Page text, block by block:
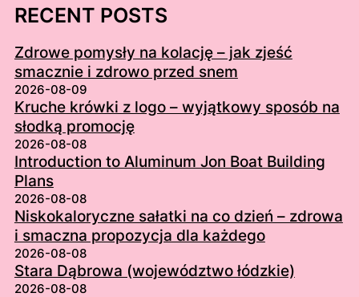
RECENT POSTS
Zdrowe pomysły na kolację – jak zjeść
smacznie i zdrowo przed snem
2026-08-09
Kruche krówki z logo – wyjątkowy sposób na
słodką promocję
2026-08-08
Introduction to Aluminum Jon Boat Building
Plans
2026-08-08
Niskokaloryczne sałatki na co dzień – zdrowa
i smaczna propozycja dla każdego
2026-08-08
Stara Dąbrowa (województwo łódzkie)
2026-08-08